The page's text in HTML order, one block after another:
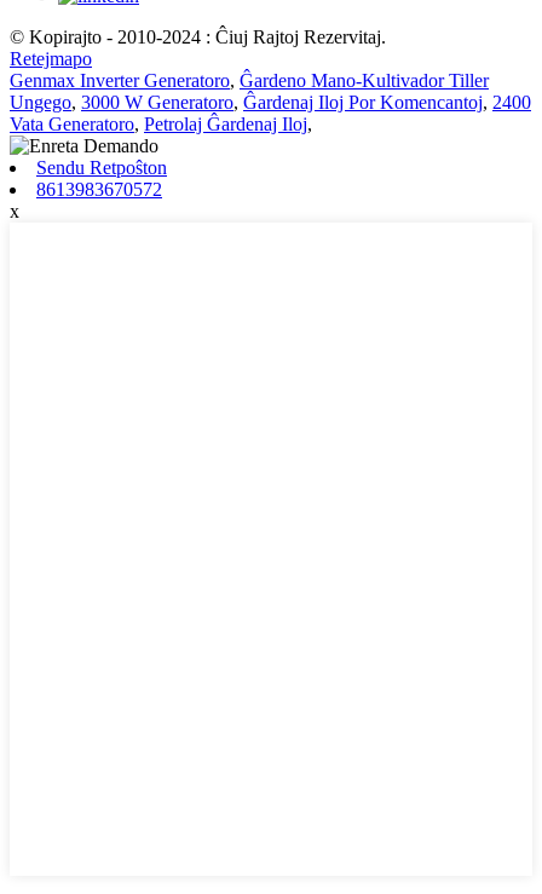
© Kopirajto - 2010-2024 : Ĉiuj Rajtoj Rezervitaj.
Retejmapo
Genmax Inverter Generatoro, Ĝardeno Mano-Kultivador Tiller
Ungego, 3000 W Generatoro, Ĝardenaj Iloj Por Komencantoj, 2400
Vata Generatoro, Petrolaj Ĝardenaj Iloj,
Sendu Retpoŝton
8613983670572
x